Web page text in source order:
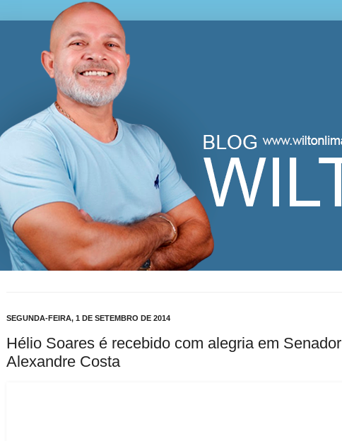
Blog Wilton Lima
SEGUNDA-FEIRA, 1 DE SETEMBRO DE 2014
Hélio Soares é recebido com alegria em Senador
Alexandre Costa